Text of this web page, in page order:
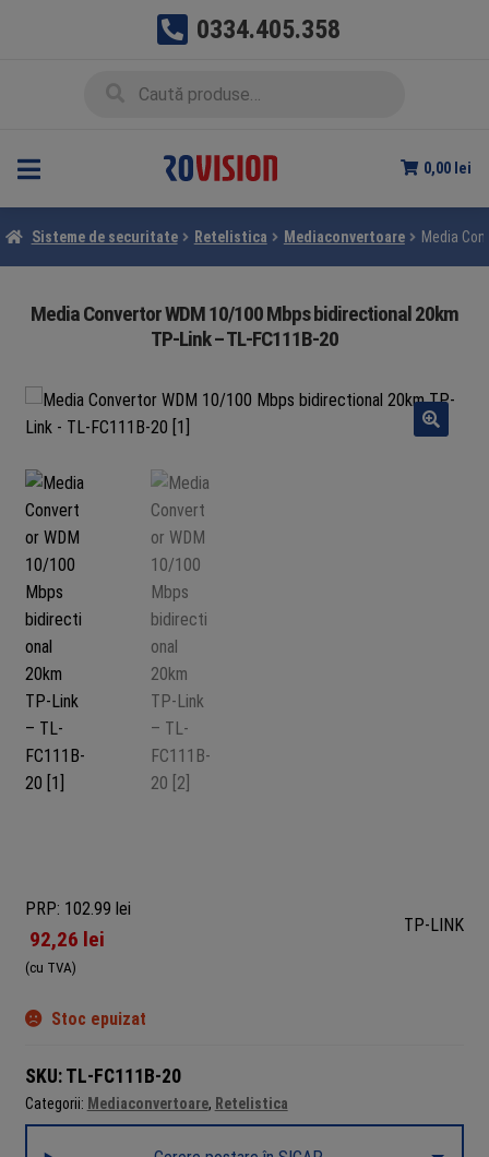
0334.405.358
0,00 lei
Sisteme de securitate Retelistica Mediaconvertoare Media
Media Convertor WDM 10/100 Mbps bidirectional 20km
TP-Link – TL-FC111B-20
PRP: 102.99 lei
92,26 lei
(cu TVA)
TP-LINK
Stoc epuizat
SKU: TL-FC111B-20
Categorii: Mediaconvertoare, Retelistica